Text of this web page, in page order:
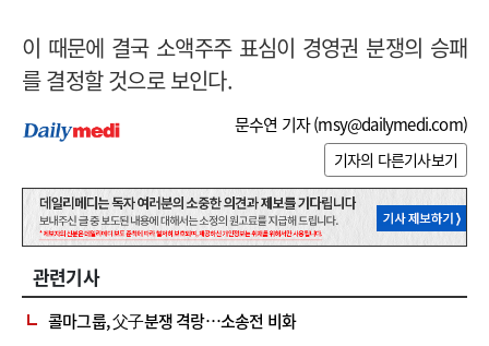
이 때문에 결국 소액주주 표심이 경영권 분쟁의 승패
를 결정할 것으로 보인다.
문수연 기자 (msy@dailymedi.com)
기자의 다른기사보기
관련기사
콜마그룹, 父子분쟁 격랑…소송전 비화